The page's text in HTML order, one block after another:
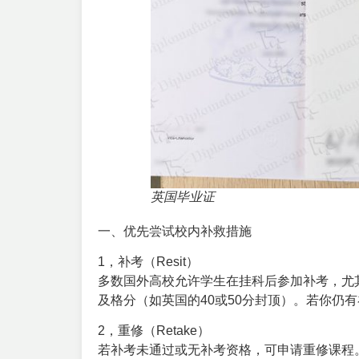
英国毕业证
一、优先尝试校内补救措施
1，补考（Resit）‌
多数国外高校允许学生在挂科后参加补考，
及格分（如英国的40或50分封顶）。若你仍
2，重修（Retake）‌
若补考未通过或无补考资格，可申请重修课